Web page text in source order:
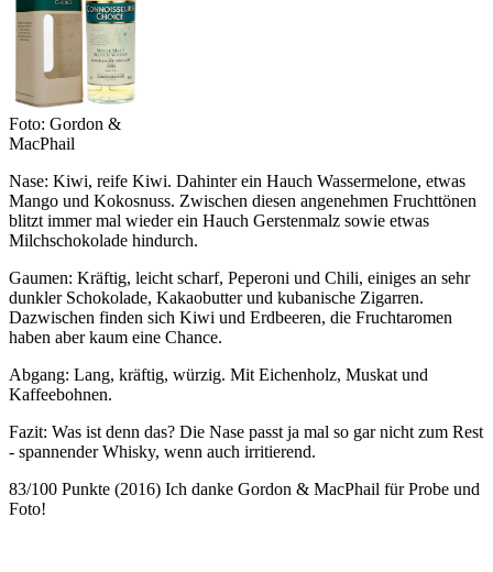
Foto: Gordon &
MacPhail
Nase: Kiwi, reife Kiwi. Dahinter ein Hauch Wassermelone, etwas
Mango und Kokosnuss. Zwischen diesen angenehmen Fruchttönen
blitzt immer mal wieder ein Hauch Gerstenmalz sowie etwas
Milchschokolade hindurch.
Gaumen: Kräftig, leicht scharf, Peperoni und Chili, einiges an sehr
dunkler Schokolade, Kakaobutter und kubanische Zigarren.
Dazwischen finden sich Kiwi und Erdbeeren, die Fruchtaromen
haben aber kaum eine Chance.
Abgang: Lang, kräftig, würzig. Mit Eichenholz, Muskat und
Kaffeebohnen.
Fazit: Was ist denn das? Die Nase passt ja mal so gar nicht zum Rest
- spannender Whisky, wenn auch irritierend.
83/100 Punkte (2016) Ich danke Gordon & MacPhail für Probe und
Foto!